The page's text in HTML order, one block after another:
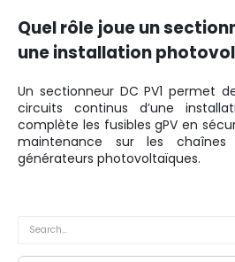
Quel rôle joue un
une installation
Un sectionneur DC PV1 permet
circuits continus d’une
complète les fusibles gPV en
maintenance sur les
générateurs photovoltaïques.